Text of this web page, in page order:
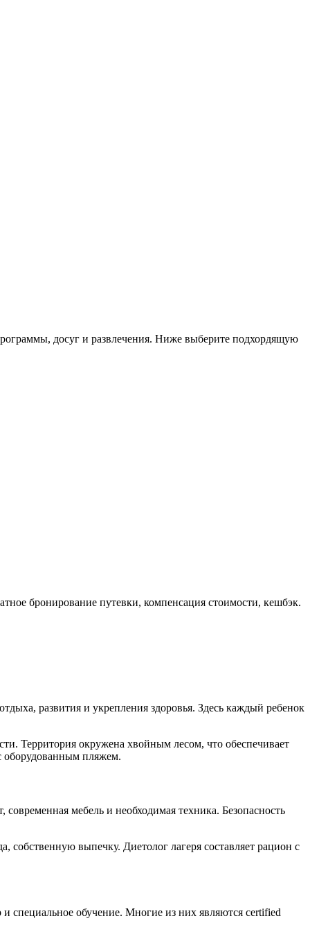
досуг и развлечения. Ниже выберите подхордящую
бронирование путевки, компенсация стоимости, кешбэк.
развития и укрепления здоровья. Здесь каждый ребенок
Территория окружена хвойным лесом, что обеспечивает
оборудованным пляжем.
мебель и необходимая техника. Безопасность
выпечку. Диетолог лагеря составляет рацион с
специальное обучение. Многие из них являются certified